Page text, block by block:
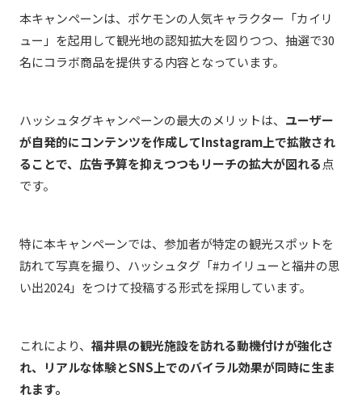
本キャンペーンは、ポケモンの人気キャラクター「カイリ
ュー」を起用して観光地の認知拡大を図りつつ、抽選で30
名にコラボ商品を提供する内容となっています。
ハッシュタグキャンペーンの最大のメリットは、 ユーザー
が自発的にコンテンツを作成してInstagram上で拡散され
ることで、広告予算を抑えつつもリーチの拡大が図れる点
です。
特に本キャンペーンでは、参加者が特定の観光スポットを
訪れて写真を撮り、ハッシュタグ「#カイリューと福井の思
い出2024」をつけて投稿する形式を採用しています。
これにより、 福井県の観光施設を訪れる動機付けが強化さ
れ、リアルな体験とSNS上でのバイラル効果が同時に生ま
れます。